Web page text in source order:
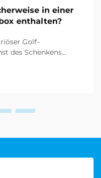
in einer
enthalten?
Golf-
des Schenkens
vereinen